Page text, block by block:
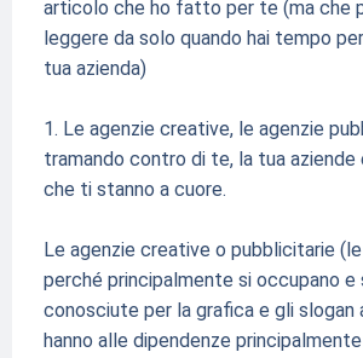
articolo che ho fatto per te (ma che
leggere da solo quando hai tempo
tua azienda)
1. Le agenzie creative, le agenzie
tramando contro di te, la tua aziende
che ti stanno a cuore.
Le agenzie creative o pubblicitarie
perché principalmente si occupano e
conosciute per la grafica e gli
hanno alle dipendenze